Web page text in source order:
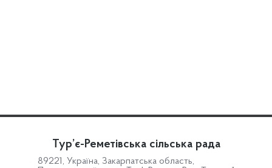
Тур’є-Реметівська сільська рада
89221, Україна, Закарпатська область,